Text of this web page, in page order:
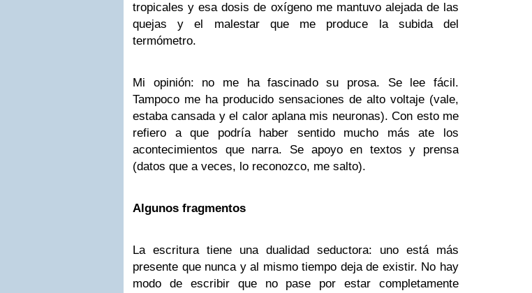
tropicales y esa dosis de oxígeno me mantuvo alejada de las
quejas y el malestar que me produce la subida del
termómetro.
Mi opinión: no me ha fascinado su prosa. Se lee fácil.
Tampoco me ha producido sensaciones de alto voltaje (vale,
estaba cansada y el calor aplana mis neuronas). Con esto me
refiero a que podría haber sentido mucho más ate los
acontecimientos que narra. Se apoyo en textos y prensa
(datos que a veces, lo reconozco, me salto).
Algunos fragmentos
La escritura tiene una dualidad seductora: uno está más
presente que nunca y al mismo tiempo deja de existir. No hay
modo de escribir que no pase por estar completamente